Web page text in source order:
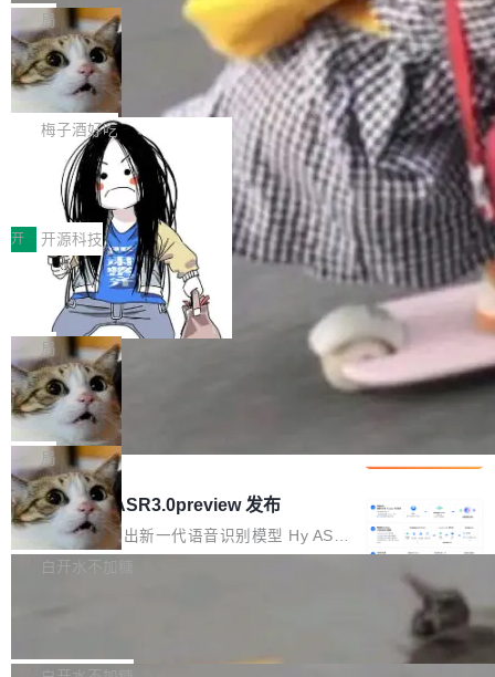
可控性和代码质量提出了更高要求。 首先是数据
安全与合规要求。对于大多数普通研发场景，公
有云模型能够满足快速试用和效率提升的需求。
但对于金融、能源、医疗等对数据安全要求较...
各业的Agent走向规模化建设，算力构成形态逐
渐丰富，用户关注的重点也在发生变化：不只是
让AI用起来，还要进一步看清混合算力时代下，
Token花在哪里、算力是否被充分利用，以及持
续增长的AI成本该如何优化。 深信服AI算力网关
正是围绕这些实际问题，从Token治理和成本治
理两个方面，让用户的每一份算力都看得清、管
得住、用得稳、省得下、更安全！ 一、从现在开
始，Token使用一目...
Bigtable 作者之一。TensorFlow 的作者之一。
Gemini 的架构师。Google 首席科学家。 Jeff D
ean 在 Google 工作了 27 年后，宣布离职。 他
不是一个人走。一同离开的还有 Sanjay Ghema
wat（Google 员工编号 23，Jeff Dean 二十多
年的编程搭档，MapReduce 和 Bigtable 的共同
作者）、Quoc Le（Google 大脑核心成员，Se
q2Seq 和 DocAI 的共同发明人）以及 Oriol Vin
yals（Gemini 联合负责人，AlphaSta...
局
🔥 SolonCode v2026.8.4 发布：界面
字体可调、22 种语言、记忆搜索增强
打开终端就能上岗的全中文编码智能体，这一轮
把「看得清、用母语、记得住」三件事一次补
齐。 SolonCode 是什么 SolonCode 是杭州无
耳科技研发的企业级终端编码智能体——一位全
中文驱动的数字员工，自主理解需求、规划步
骤、编写代码。不挑模型、不挑平台，curl 一行
装完即用。 开源地址：Gitee · GitCode · GitHu
b 安装 支持 Java 8+（8~26）、macOS / Linu
x / Windows / Harmony PC。 # macOS / Linu
x / Harmony PC curl -fsSL https://solon.noea
r.org/solon...
梅子酒好吃
让“代码语义理解”深度释放AI Coding
价值潜能：华为云码道（CodeArts）
代码仓技术解析
一、代码仓深度理解技术的作用与价值 在软件工
程实践中，代码仓是企业核心知识资产的主要载
体。企业级代码仓库通常包含数十万乃至数百万
个文件，其规模远超单次模型调用可承载的上下
文窗口。随着项目规模的持续扩张与代码历史的
不断累积，代码仓中的模块关系、接口契约、业
务逻辑等关键信息往往分散于数十乃至数百个文
件之中，形成高度复杂的知识关联网络。传统的
代码检索手段（如关键词匹配、目录遍历）仅能
在语法层面完成文本定位，难以触及代码的语义
内涵与结构关联，导致开发者使用代码智能体在
理解大规模代码仓时面临显著"代码仓理解"瓶
颈。 代码仓深度理解服务（以下简称" CodeBas
e深度理解服务"）是华为云码道（CodeA...
开 开源科技
一条“删库”命令跑 17 小时，算法工程
师删光 89TB 数据只为干私活
最高人民检察院8月4日公布了一起案件：北京一
名90后算法工程师王某，为了给自己接的私活腾
服务器空间，删光了公司AI游戏部门的全部核心
数据。 王某2024年1月入职东城区某科技公司AI
短剧部门，有互联网大厂背景。在公司内部架构
调整期间，部门三次通知全员将数据从A集群迁
移到B集群，王某都回复了"收到"。 他没有迁移
数据。2024年9月3日下午4点，他使用此前登录
的账号密码进入A集群，输入了一条被程序员圈
称为"删库跑路"的命令——最高管理员权限、无
自研的多个文生3D和...
局
Cloudflare 分享推理优化实践：KV ca
che 量化 + 权重压缩，吞吐量提升 4
1%，成本降 30%
Kimi 和 GLM 是当前最强的大模型系列之一，但
它们有一个共同的问题：太吃显存了。月之暗面
的 Kimi K 系列和智谱的 GLM 都是长上下文、M
oE 架构的大模型，好用到让人上瘾，但 GPU 显
存永远不够用。 Cloudflare 的 Workers AI 团队
一直在跑这些模型的推理。他们在官方博客上发
整性保护。效果是：吞吐量提升 41%，每 token
局
腾讯混元 Hy ASR3.0preview 发布
腾讯混元正式推出新一代语音识别模型 Hy ASR
3.0preview。基于最新一代大语言模型 Hy3 的
让语音识别不再只是听清，而是真正听懂。通过
白开水不加糖
新和少量网页兼容性修复版本。 Changes/fixe